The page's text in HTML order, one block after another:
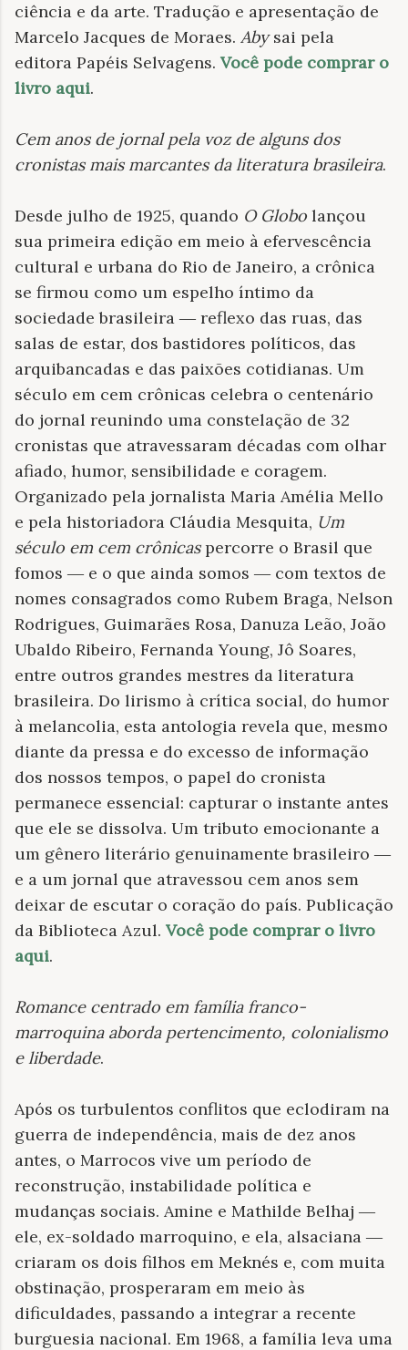
ciência e da arte. Tradução e apresentação de
Marcelo Jacques de Moraes. Abysai pela
editora Papéis Selvagens. Você pode comprar o
livro aqui.
Cem anos de jornal pela voz de alguns dos
cronistas mais marcantes da literatura brasileira.
Desde julho de 1925, quando O Globo lançou
sua primeira edição em meio à efervescência
cultural e urbana do Rio de Janeiro, a crônica
se firmou como um espelho íntimo da
sociedade brasileira ― reflexo das ruas, das
salas de estar, dos bastidores políticos, das
arquibancadas e das paixões cotidianas. Um
século em cem crônicas celebra o centenário
do jornal reunindo uma constelação de 32
cronistas que atravessaram décadas com olhar
afiado, humor, sensibilidade e coragem.
Organizado pela jornalista Maria Amélia Mello
e pela historiadora Cláudia Mesquita, Um
século em cem crônicaspercorre o Brasil que
fomos ― e o que ainda somos ― com textos de
nomes consagrados como Rubem Braga, Nelson
Rodrigues, Guimarães Rosa, Danuza Leão, João
Ubaldo Ribeiro, Fernanda Young, Jô Soares,
entre outros grandes mestres da literatura
brasileira. Do lirismo à crítica social, do humor
à melancolia, esta antologia revela que, mesmo
diante da pressa e do excesso de informação
dos nossos tempos, o papel do cronista
permanece essencial: capturar o instante antes
que ele se dissolva. Um tributo emocionante a
um gênero literário genuinamente brasileiro ―
e a um jornal que atravessou cem anos sem
deixar de escutar o coração do país. Publicação
da Biblioteca Azul. Você pode comprar o livro
aqui.
Romance centrado em família franco-
marroquina aborda pertencimento, colonialismo
e liberdade.
Após os turbulentos conflitos que eclodiram na
guerra de independência, mais de dez anos
antes, o Marrocos vive um período de
reconstrução, instabilidade política e
mudanças sociais. Amine e Mathilde Belhaj ―
ele, ex-soldado marroquino, e ela, alsaciana ―
criaram os dois filhos em Meknés e, com muita
obstinação, prosperaram em meio às
dificuldades, passando a integrar a recente
burguesia nacional. Em 1968, a família leva uma